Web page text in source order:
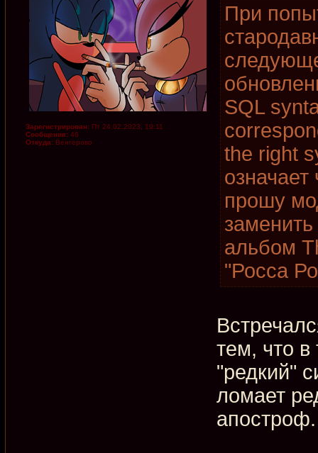
Зарегистрирован: Пт 24.02.2023, 19:11
Сообщения: 46
Откуда: Венгерово
При
SQL
the right
означает
прошу
альбом
"Росса
тем, что в
"редкий"
ломает
апостроф.